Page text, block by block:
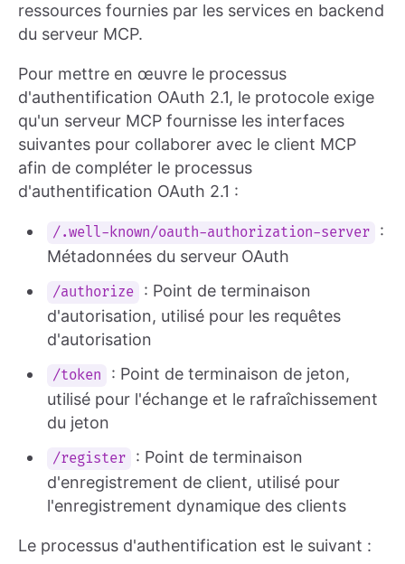
ressources fournies par les services en backend
du serveur MCP.
Pour mettre en œuvre le processus
d'authentification OAuth 2.1, le protocole exige
qu'un serveur MCP fournisse les interfaces
suivantes pour collaborer avec le client MCP
afin de compléter le processus
d'authentification OAuth 2.1 :
/.well-known/oauth-authorization-server
:
Métadonnées du serveur OAuth
/authorize
: Point de terminaison
d'autorisation, utilisé pour les requêtes
d'autorisation
/token
: Point de terminaison de jeton,
utilisé pour l'échange et le rafraîchissement
du jeton
/register
: Point de terminaison
d'enregistrement de client, utilisé pour
l'enregistrement dynamique des clients
Le processus d'authentification est le suivant :